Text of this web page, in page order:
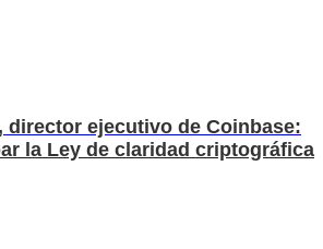
director ejecutivo de Coinbase:
la Ley de claridad criptográfica